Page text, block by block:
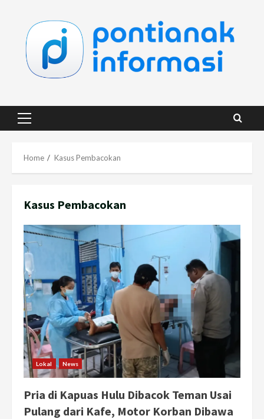
content
Primary
Home Kasus Pembacokan
Kasus Pembacokan
Lokal News
Pria di Kapuas Hulu Dibacok Teman Usai
Pulang dari Kafe, Motor Korban Dibawa